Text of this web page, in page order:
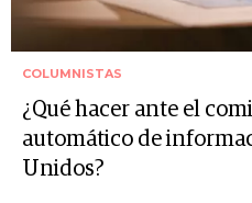
COLUMNISTAS
¿Qué hacer ante el
automático de
Unidos?